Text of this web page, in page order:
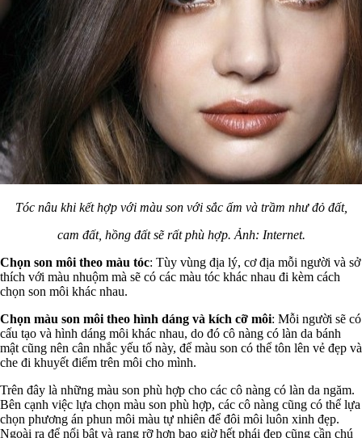
Tóc nâu khi kết hợp với màu son với sắc ấm và trầm như đỏ đất,
cam đất, hồng đất sẽ rất phù hợp. Ảnh: Internet.
Chọn son môi theo màu tóc: Tùy vùng địa lý, cơ địa mỗi người và sở
thích với màu nhuộm mà sẽ có các màu tóc khác nhau đi kèm cách
chọn son môi khác nhau.
Chọn màu son môi theo hình dáng và kích cỡ môi: Mỗi người sẽ có
cấu tạo và hình dáng môi khác nhau, do đó cô nàng có làn da bánh
mật cũng nên cân nhắc yếu tố này, để màu son có thể tôn lên vẻ đẹp và
che đi khuyết điểm trên môi cho mình.
Trên đây là những màu son phù hợp cho các cô nàng có làn da ngăm.
Bên cạnh việc lựa chọn màu son phù hợp, các cô nàng cũng có thể lựa
chọn phương án phun môi màu tự nhiên để đôi môi luôn xinh đẹp.
Ngoài ra để nổi bật và rạng rỡ hơn bao giờ hết phái đẹp cũng cần chú